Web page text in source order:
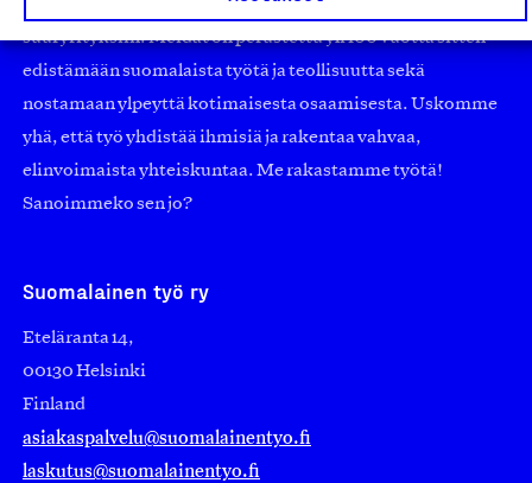
pienistä pajoista ja yhteisöistä kansainvälisiin
suuryrityksiin. Meidät on perustettu yli 100 vuotta sitten
edistämään suomalaista työtä ja teollisuutta sekä
nostamaan ylpeyttä kotimaisesta osaamisesta. Uskomme
yhä, että työ yhdistää ihmisiä ja rakentaa vahvaa,
elinvoimaista yhteiskuntaa. Me rakastamme työtä!
Sanoimmeko sen jo?
Suomalainen työ ry
Eteläranta 14,
00130 Helsinki
Finland
asiakaspalvelu@suomalainentyo.fi
laskutus@suomalainentyo.fi